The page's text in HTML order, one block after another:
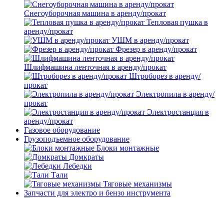
Снегоуборочная машина в аренду/прокат
Тепловая пушка в
аренду/прокат
УШМ в аренду/прокат
Фрезер в аренду/прокат
Шлифмашина ленточная в аренду/прокат
Штроборез в аренду/
прокат
Электропила в аренду/
прокат
Электростанция в
аренду/прокат
Газовое оборудование
Грузоподъемное оборудование
Блоки монтажные
Домкраты
Лебедки
Тали
Тяговые механизмы
Запчасти для электро и бензо инструмента